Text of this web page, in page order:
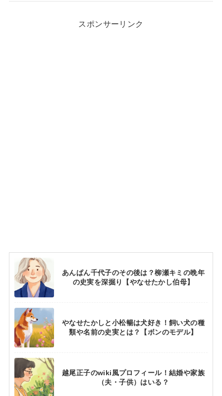
スポンサーリンク
あんぱん千代子のその後は？柳瀬キミの晩年
の史実を深掘り【やなせたかし伯母】
やなせたかしと小松暢は犬好き！飼い犬の種
類や名前の史実とは？【ボンのモデル】
越尾正子のwiki風プロフィール！結婚や家族
（夫・子供）はいる？